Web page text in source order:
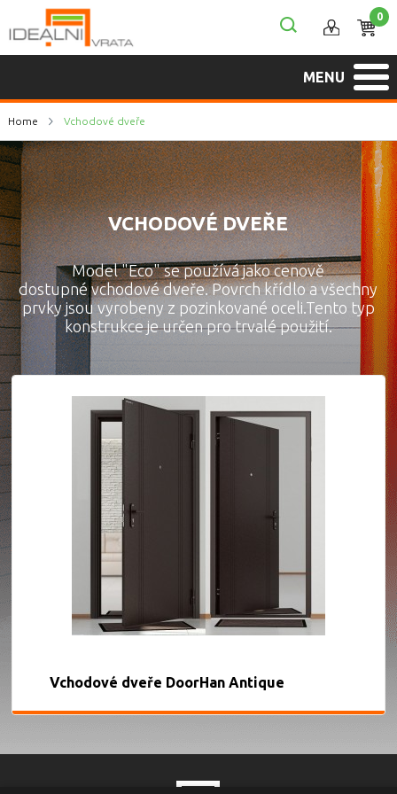
0
MENU
Home Vchodové dveře
VCHODOVÉ DVEŘE
Model "Eco" se používá jako cenově
dostupné vchodové dveře. Povrch křídlo a všechny
prvky jsou vyrobeny z pozinkované oceli.Tento typ
konstrukce je určen pro trvalé použití.
Vchodové dveře DoorHan Antique